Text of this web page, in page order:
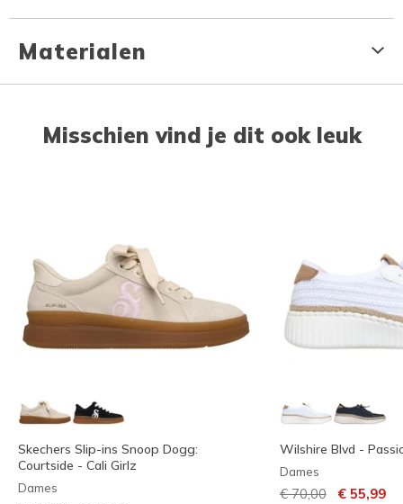
Materialen
Misschien vind je dit ook leuk
Skechers Slip-ins Snoop Dogg:
Courtside - Cali Girlz
Dames
Wilshire Blvd -
Dames
Prijs verlaagd van
€ 70,00naar
€ 55,99